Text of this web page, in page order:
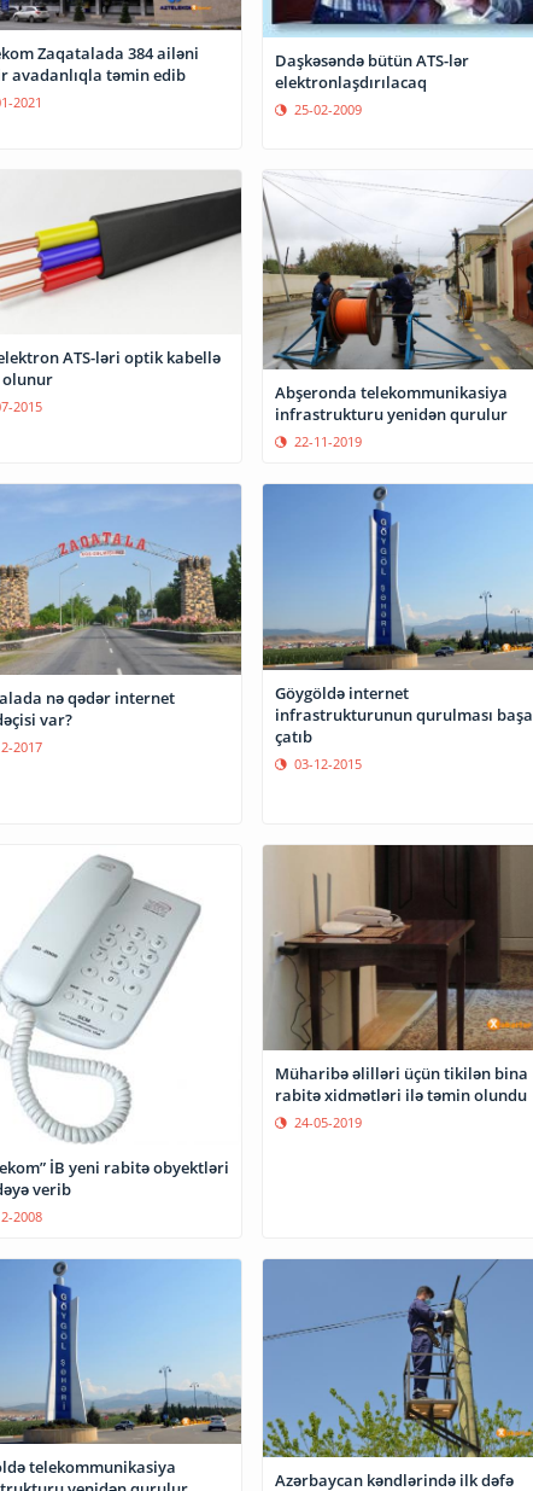
Zaqatalada 384 ailəni
avadanlıqla təmin edib
2021
Daşkəsəndə bütün ATS-lər
elektronlaşdırılacaq
25-02-2009
ATS-ləri optik kabellə
2015
Abşeronda telekommunikasiya
infrastrukturu yenidən qurulur
22-11-2019
nə qədər internet
var?
2017
Göygöldə internet
infrastrukturunun qurulması başa
çatıb
03-12-2015
İB yeni rabitə obyektləri
verib
2008
Müharibə əlilləri üçün tikilən bina
rabitə xidmətləri ilə təmin olundu
24-05-2019
telekommunikasiya
Azərbaycan kəndlərində ilk dəfə